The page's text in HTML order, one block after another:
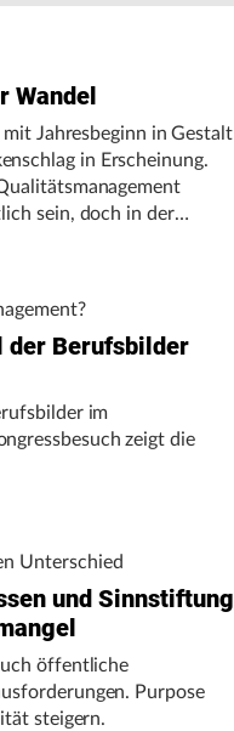
Wandel
Jahresbeginn in Gestalt
in Erscheinung.
sein, doch in der
ist Machine
an.
der Berufsbilder
im
zeigt die
Unterschied
und Sinnstiftung
öffentliche
Purpose
steigern.